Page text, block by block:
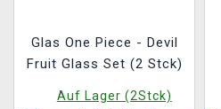
Glas One Piece - Devil
Fruit Glass Set (2 Stck)
Auf Lager (2Stck)